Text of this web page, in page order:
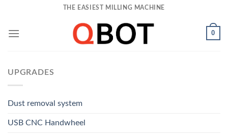
content
THE EASIEST MILLING MACHINE
0
UPGRADES
Dust removal system
USB CNC Handwheel